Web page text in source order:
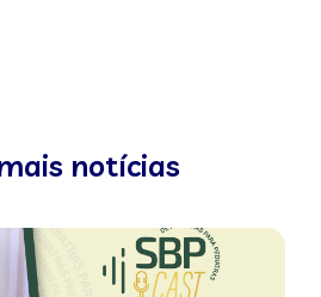
notícias